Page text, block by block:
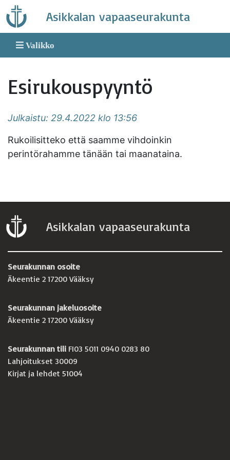
Skip
to
content
Asikkalan vapaaseurakunta
Valikko
Esirukouspyyntö
Julkaistu: 29.4.2022 klo 13:56
Rukoilisitteko että saamme vihdoinkin
perintörahamme tänään tai maanataina.
Asikkalan vapaaseurakunta
Seurakunnan osoite
Äkeentie 2 17200 Vääksy
Seurakunnan jakeluosoite
Äkeentie 2 17200 Vääksy
Seurakunnan tili FI03 5011 0940 0283 80
Lahjoitukset 30009
Kirjat ja lehdet 51004